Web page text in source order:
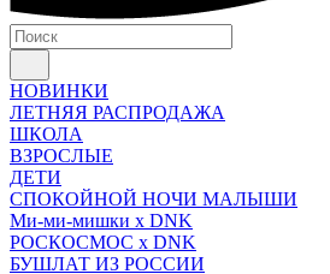
НОВИНКИ
ЛЕТНЯЯ РАСПРОДАЖА
ШКОЛА
ВЗРОСЛЫЕ
ДЕТИ
СПОКОЙНОЙ НОЧИ МАЛЫШИ
Ми-ми-мишки x DNK
РОСКОСМОС x DNK
БУШЛАТ ИЗ РОССИИ